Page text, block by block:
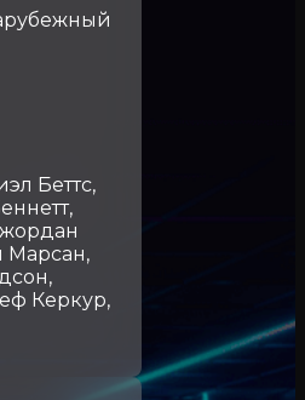
Беттс,
Марсан,
Керкур,